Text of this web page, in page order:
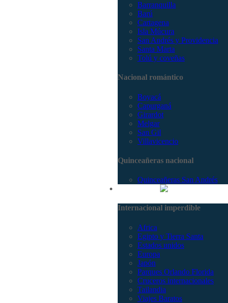
Barranquilla
Barú
Cartagena
Isla Múcura
San Andrés y Providencia
Santa Marta
Tolú y coveñas
Nacional romántico
Boyacá
Capurganá
Girardot
Melgar
San Gil
Villavicencio
Quinceañeras nacional
Quinceañeras San Andrés
Internacional imperdible
Africa
Egipto y Tierra Santa
Estados unidos
Europa
Japón
Parques Orlando Florida
Cruceros internacionales
Tailandia
Viajes Baratos